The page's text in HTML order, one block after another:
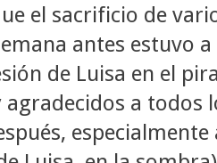
el sacrificio de
antes estuvo
de Luisa en el
agradecidos a todos